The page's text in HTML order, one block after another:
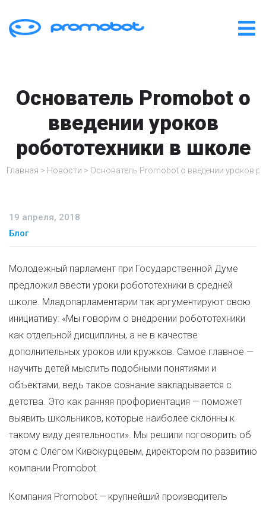
Основатель Promobot о
введении уроков
робототехники в школе
Главная > Новости > Основатель Promobot о введении уроков
19 апреля, 2018
Блог
Молодежный парламент при Государственной Думе
предложил ввести уроки робототехники в средней
школе. Младопарламентарии так аргументируют свою
инициативу: «Мы говорим о внедрении робототехники
как отдельной дисциплины, а не в качестве
дополнительных уроков или кружков. Самое главное —
научить детей мыслить подобными понятиями и
объектами, ведь такое сознание закладывается с
детства. Это как ранняя профориентация — поможет
выявить школьников, которые наиболее склонны к
такому виду деятельности». Мы решили поговорить об
этом с Олегом Кивокурцевым, директором по развитию
компании Promobot.
Компания Promobot — крупнейший производитель